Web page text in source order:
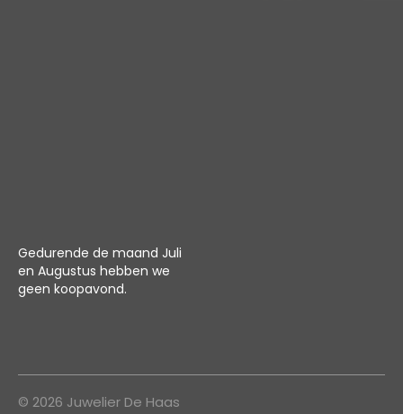
Gedurende de maand Juli
en Augustus hebben we
geen koopavond.
© 2026 Juwelier De Haas